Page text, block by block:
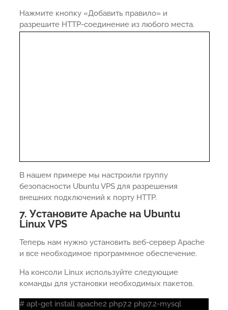
Нажмите кнопку «Добавить правило» и
разрешите HTTP-соединение из любого места.
В нашем примере мы настроили группу
безопасности Ubuntu VPS для разрешения
внешних подключений к порту HTTP.
7. Установите Apache на Ubuntu
Linux VPS
Теперь нам нужно установить веб-сервер Apache
и все необходимое программное обеспечение.
На консоли Linux используйте следующие
команды для установки необходимых пакетов.
# apt-get install apache2 php7.2 php7.2-mysql